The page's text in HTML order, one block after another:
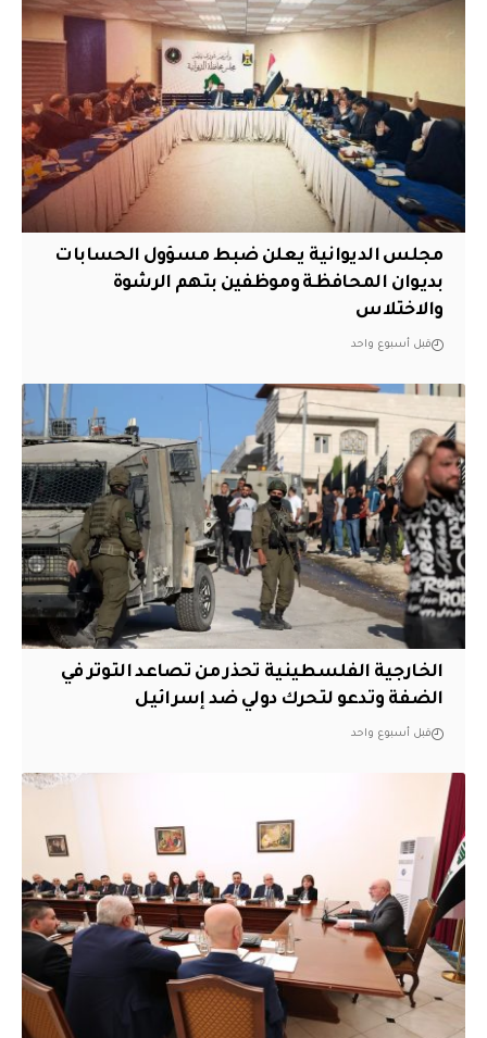
مجلس الديوانية يعلن ضبط مسؤول الحسابات
بديوان المحافظة وموظفين بتهم الرشوة
والاختلاس
قبل أسبوع واحد
الخارجية الفلسطينية تحذر من تصاعد التوتر في
الضفة وتدعو لتحرك دولي ضد إسرائيل
قبل أسبوع واحد